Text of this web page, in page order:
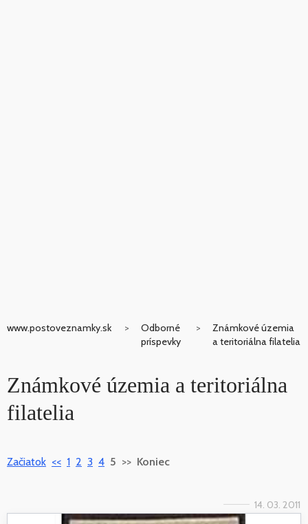
www.postoveznamky.sk
Odborné
príspevky
Známkové územia
a teritoriálna filatelia
Známkové územia a teritoriálna
filatelia
Začiatok << 1 2 3 4 5 >> Koniec
14. 03. 2011